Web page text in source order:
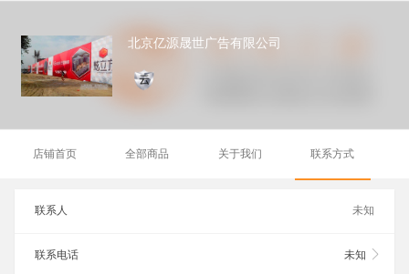
北京亿源晟世广告有限公司
店铺首页 全部商品 关于我们 联系方式
联系人 未知
联系电话 未知